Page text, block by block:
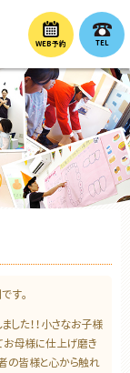
WEB予約 TEL
す。
した！！小さなお子様
お母様に仕上げ磨き
の皆様と心から触れ